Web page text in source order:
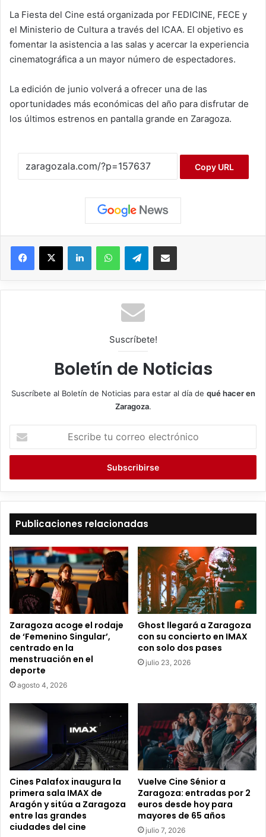
La Fiesta del Cine está organizada por FEDICINE, FECE y
el Ministerio de Cultura a través del ICAA. El objetivo es
fomentar la asistencia a las salas y acercar la experiencia
cinematográfica a un mayor número de espectadores.
La edición de junio volverá a ofrecer una de las
oportunidades más económicas del año para disfrutar de
los últimos estrenos en pantalla grande en Zaragoza.
Copy URL
Telegram
Suscríbete!
Boletín de Noticias
Suscríbete al Boletín de Noticias para estar al día de qué hacer en
Zaragoza.
c
i
b
o
r
l
c
t
r
n
i
o
Publicaciones relacionadas
Zaragoza acoge el rodaje
de ‘Femenino Singular’,
centrado en la
menstruación en el
deporte
agosto 4, 2026
Ghost llegará a Zaragoza
con su concierto en IMAX
con solo dos pases
julio 23, 2026
Cines Palafox inaugura la
primera sala IMAX de
Aragón y sitúa a Zaragoza
entre las grandes
ciudades del cine
Vuelve Cine Sénior a
Zaragoza: entradas por 2
euros desde hoy para
mayores de 65 años
julio 7, 2026